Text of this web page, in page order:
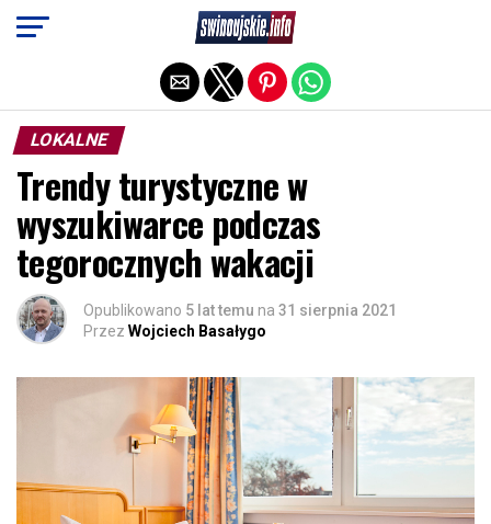
LOKALNE
Trendy turystyczne w
wyszukiwarce podczas
tegorocznych wakacji
Opublikowano 5 lat temu na 31 sierpnia 2021
Przez Wojciech Basałygo
Exit mobile version